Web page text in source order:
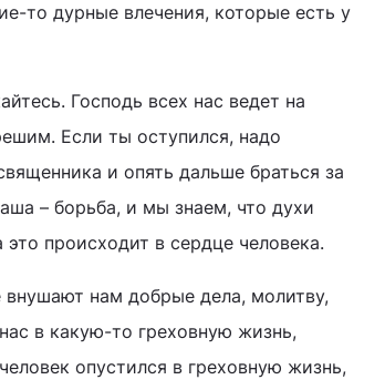
то дурные влечения, которые есть у
Господь всех нас ведет на
Если ты оступился, надо
и опять дальше браться за
– борьба, и мы знаем, что духи
происходит в сердце человека.
внушают нам добрые дела, молитву,
в какую-то греховную жизнь,
опустился в греховную жизнь,